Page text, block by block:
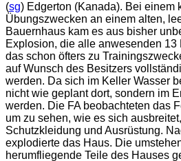
(sg) Edgerton (Kanada). Bei einem
Übungszwecken an einem alten,
Bauernhaus kam es aus bisher
Explosion, die alle anwesenden 13
das schon öfters zu
auf Wunsch des Besitzers
werden. Da sich im Keller Wasser
nicht wie geplant dort, sondern im
werden. Die FA beobachteten das
um zu sehen, wie es sich
Schutzkleidung und Ausrüstung.
explodierte das Haus. Die
herumfliegende Teile des Hauses